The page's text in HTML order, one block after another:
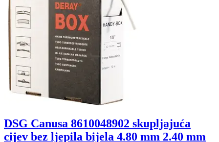
DSG Canusa 8610048902 skupljajuća
cijev bez ljepila bijela 4.80 mm 2.40 mm